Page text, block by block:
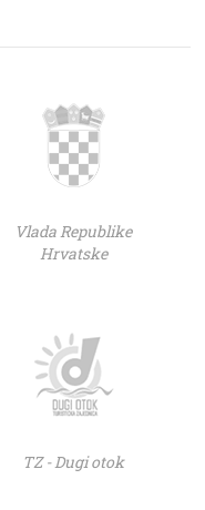
Vlada Republike
Hrvatske
TZ - Dugi otok